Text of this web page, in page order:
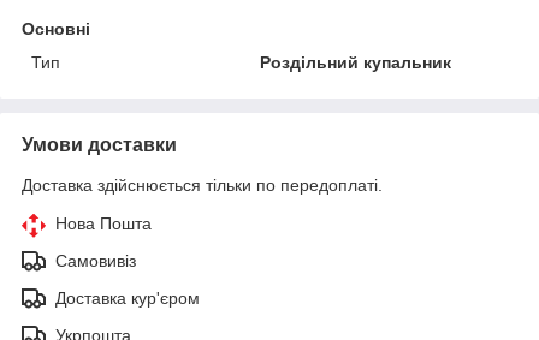
Основні
Тип
Роздільний купальник
Умови доставки
Доставка здійснюється тільки по передоплаті.
Нова Пошта
Самовивіз
Доставка кур'єром
Укрпошта